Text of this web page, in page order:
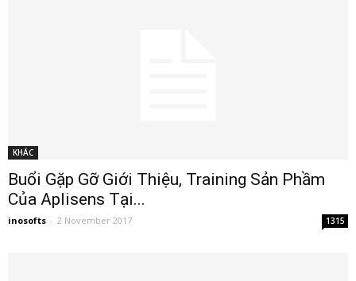
KHÁC
Buổi Gặp Gỡ Giới Thiệu, Training Sản Phầm
Của Aplisens Tại...
inosofts - 2 November 2017 1315